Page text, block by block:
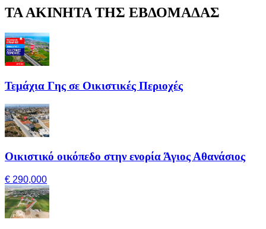
ΤΑ ΑΚΙΝΗΤΑ ΤΗΣ ΕΒΔΟΜΑΔΑΣ
Τεμάχια Γης σε Οικιστικές Περιοχές
Οικιστικό οικόπεδο στην ενορία Άγιος Αθανάσιος
€ 290,000